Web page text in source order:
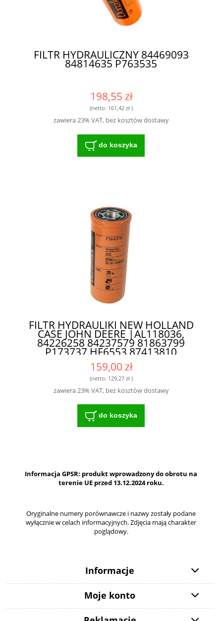
FILTR HYDRAULICZNY 84469093
84814635 P763535
198,55 zł
(netto: 161,42 zł)
zawiera 23% VAT, bez kosztów dostawy
do koszyka
FILTR HYDRAULIKI NEW HOLLAND
CASE JOHN DEERE |AL118036,
84226258 84237579 81863799
P173737 HF6553 87413810
48142231| P164378 - WYSOKIEJ
KLASY FILTR DLA ROLNIKÓW I
MECHANIKÓW
159,00 zł
(netto: 129,27 zł)
zawiera 23% VAT, bez kosztów dostawy
do koszyka
Informacja GPSR: produkt wprowadzony do obrotu na
terenie UE przed 13.12.2024 roku.
Oryginalne numery porównawcze i nazwy zostały podane
wyłącznie w celach informacyjnych. Zdjęcia mają charakter
poglądowy.
Informacje
Moje konto